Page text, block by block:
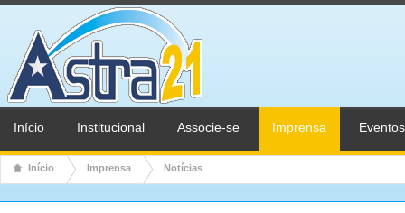
Início Institucional Associe-se Imprensa Eventos
Início Imprensa Notícias